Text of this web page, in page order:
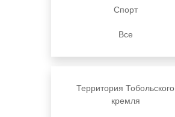
Спорт
Все
Территория Тобольского
кремля